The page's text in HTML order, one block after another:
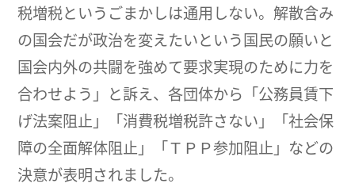
税増税というごまかしは通用しない。解散含み
の国会だが政治を変えたいという国民の願いと
国会内外の共闘を強めて要求実現のために力を
合わせよう」と訴え、各団体から「公務員賃下
げ法案阻止」「消費税増税許さない」「社会保
障の全面解体阻止」「ＴＰＰ参加阻止」などの
決意が表明されました。